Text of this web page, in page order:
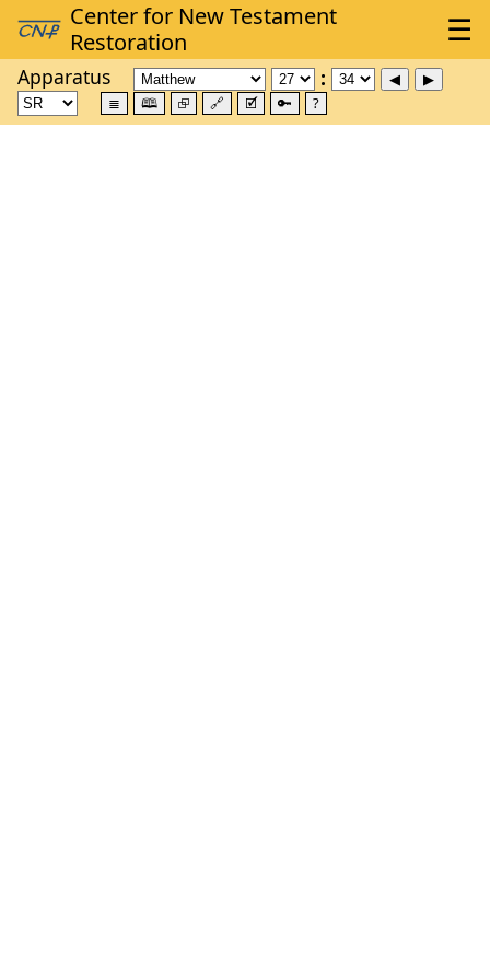
Apparatus
≣ 🕮 ⮺ 🔗 🗹 🔑 ?